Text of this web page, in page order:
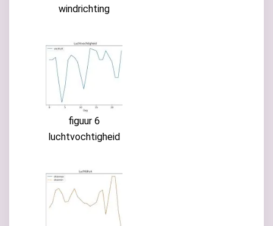
windrichting
figuur 6
luchtvochtigheid